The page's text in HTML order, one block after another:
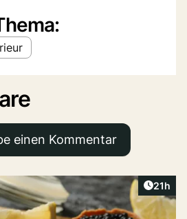
einen Kommentar
Artikel
21h